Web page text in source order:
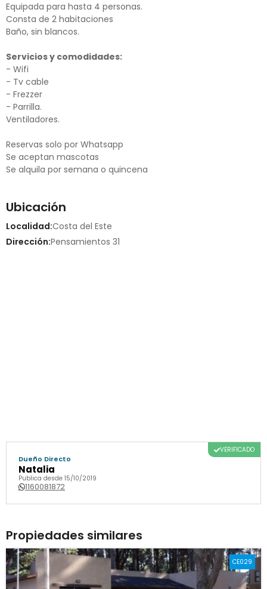
Equipada para hasta 4 personas.
Consta de 2 habitaciones
Baño, sin blancos.
Servicios y comodidades:
- Wifi
- Tv cable
- Frezzer
- Parrilla.
Ventiladores.
Reservas solo por Whatsapp
Se aceptan mascotas
Se alquila por semana o quincena
Ubicación
Localidad:Costa del Este
Dirección:Pensamientos 31
Dueño Directo
Natalia
Publica desde 15/10/2019
1160081872
VERIFICADO
Propiedades similares
CE029